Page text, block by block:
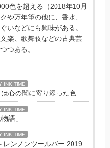
色を超える（2018年10月
や万年筆の他に、香水、
いなどにも興味がある。
楽、歌舞伎などの古典芸
つある。
INK TIME
心の闇に寄り添った色
INK TIME
語」
INK TIME
レンノンツールバー 2019